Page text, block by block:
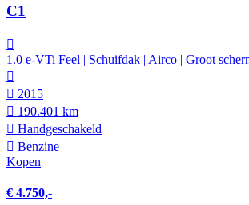
C1
1.0 e-VTi Feel | Schuifdak | Airco | Groot
2015
190.401 km
Hand­geschakeld
Benzine
Kopen
€ 4.750,-